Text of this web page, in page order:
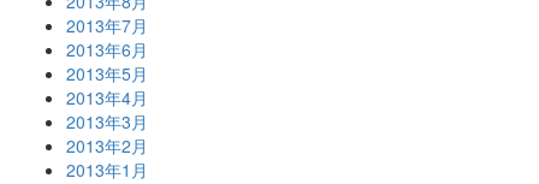
2013年7月
2013年6月
2013年5月
2013年4月
2013年3月
2013年2月
2013年1月